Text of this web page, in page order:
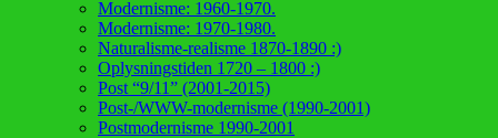
Modernisme: 1960-1970.
Modernisme: 1970-1980.
Naturalisme-realisme 1870-1890 :)
Oplysningstiden 1720 – 1800 :)
Post “9/11” (2001-2015)
Post-/WWW-modernisme (1990-2001)
Postmodernisme 1990-2001